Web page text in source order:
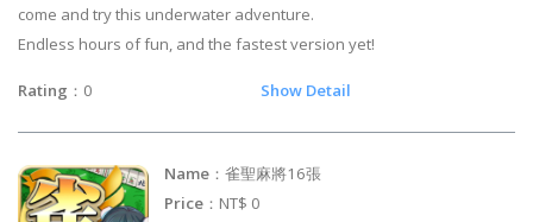
come and try this underwater adventure.
Endless hours of fun, and the fastest version yet!
Rating ：0 Show Detail
Name ：雀聖麻將16張
Price ：NT$ 0